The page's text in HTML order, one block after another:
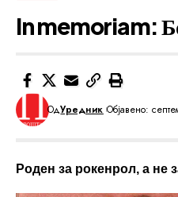
In memoriam:
ОдУредник Објавено:
Роден за рокенрол, а не